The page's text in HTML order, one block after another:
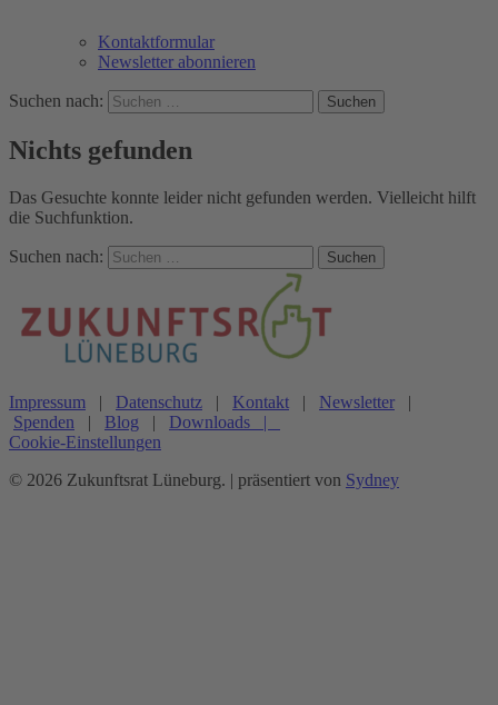
Kontaktformular
Newsletter abonnieren
Suchen nach:
Nichts gefunden
Das Gesuchte konnte leider nicht gefunden werden. Vielleicht hilft
die Suchfunktion.
Suchen nach:
Impressum | Datenschutz | Kontakt | Newsletter |
Spenden | Blog | Downloads |
Cookie-Einstellungen
© 2026 Zukunftsrat Lüneburg. | präsentiert von Sydney